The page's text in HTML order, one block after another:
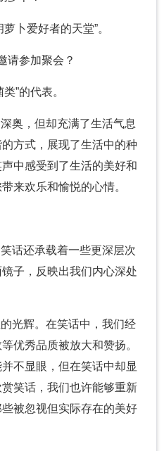
卜爱好者的天堂”。
请参加聚会？
”的代表。
奥，但却充满了生活气息
方式，展现了生活中的种
中感受到了生活的美好和
来欢乐和愉悦的心情。
话还承载着一些更深层次
子，反映出我们内心深处
光辉。在笑话中，我们经
优秀品质被放大和赞扬。
不显眼，但在笑话中却显
笑话，我们也许能够重新
被忽视但实际存在的美好